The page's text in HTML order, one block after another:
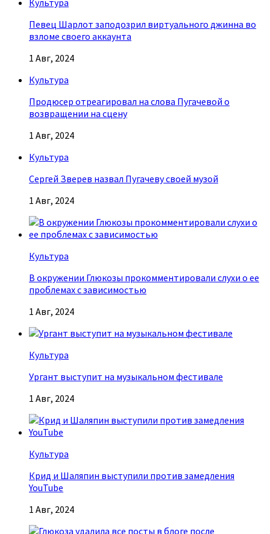
Культура
Певец Шарлот заподозрил виртуального джинна во
взломе своего аккаунта
1 Авг, 2024
Культура
Продюсер отреагировал на слова Пугачевой о
возвращении на сцену
1 Авг, 2024
Культура
Сергей Зверев назвал Пугачеву своей музой
1 Авг, 2024
Культура
В окружении Глюкозы прокомментировали слухи о ее
проблемах с зависимостью
1 Авг, 2024
Культура
Ургант выступит на музыкальном фестивале
1 Авг, 2024
Культура
Крид и Шаляпин выступили против замедления
YouTube
1 Авг, 2024